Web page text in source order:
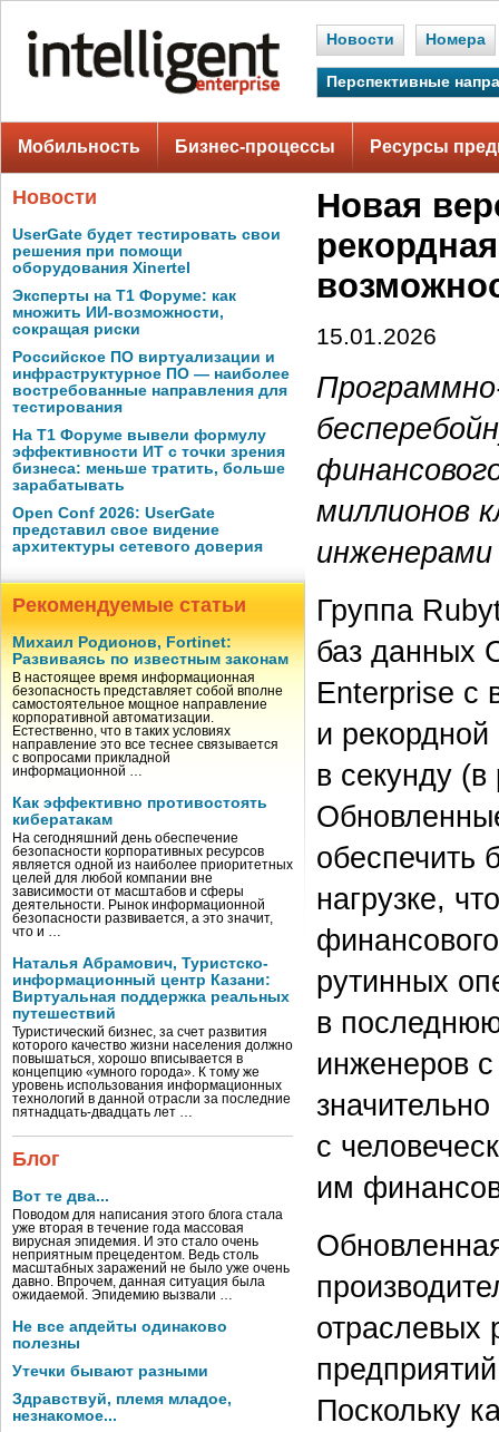
Новости Номера
Перспективные
Мобильность Бизнес-процессы Ресурсы
Новости
UserGate будет тестировать свои
решения при помощи
оборудования Xinertel
Эксперты на Т1 Форуме: как
множить ИИ-возможности,
сокращая риски
Российское ПО виртуализации и
инфраструктурное ПО — наиболее
востребованные направления для
тестирования
На Т1 Форуме вывели формулу
эффективности ИТ с точки зрения
бизнеса: меньше тратить, больше
зарабатывать
Open Conf 2026: UserGate
представил свое видение
архитектуры сетевого доверия
Рекомендуемые статьи
Михаил Родионов, Fortinet:
Развиваясь по известным законам
В настоящее время информационная
безопасность представляет собой вполне
самостоятельное мощное направление
корпоративной автоматизации.
Естественно, что в таких условиях
направление это все теснее связывается
с вопросами прикладной
информационной …
Как эффективно противостоять
кибератакам
На сегодняшний день обеспечение
безопасности корпоративных ресурсов
является одной из наиболее приоритетных
целей для любой компании вне
зависимости от масштабов и сферы
деятельности. Рынок информационной
безопасности развивается, а это значит,
что и …
Наталья Абрамович, Туристско-
информационный центр Казани:
Виртуальная поддержка реальных
путешествий
Туристический бизнес, за счет развития
которого качество жизни населения должно
повышаться, хорошо вписывается в
концепцию «умного города». К тому же
уровень использования информационных
технологий в данной отрасли за последние
пятнадцать-двадцать лет …
Блог
Вот те два...
Поводом для написания этого блога стала
уже вторая в течение года массовая
вирусная эпидемия. И это стало очень
неприятным прецедентом. Ведь столь
масштабных заражений не было уже очень
давно. Впрочем, данная ситуация была
ожидаемой. Эпидемию вызвали …
Не все апдейты одинаково
полезны
Утечки бывают разными
Здравствуй, племя младое,
незнакомое...
Новая
15.01.2026
миллионов
инженерами
Группа
баз данных
Enterprise с
и рекордной
в секунду (в
обеспечить
нагрузке,
рутинных
в
инженеров с
с
им
отраслевых
Поскольку